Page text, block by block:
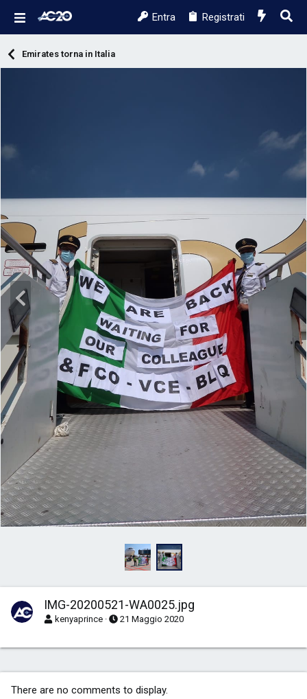
Entra Registrati
Emirates torna in Italia
P
r
e
c
.
IMG-20200521-WA0025.jpg
kenyaprince 21 Maggio 2020
There are no comments to display.